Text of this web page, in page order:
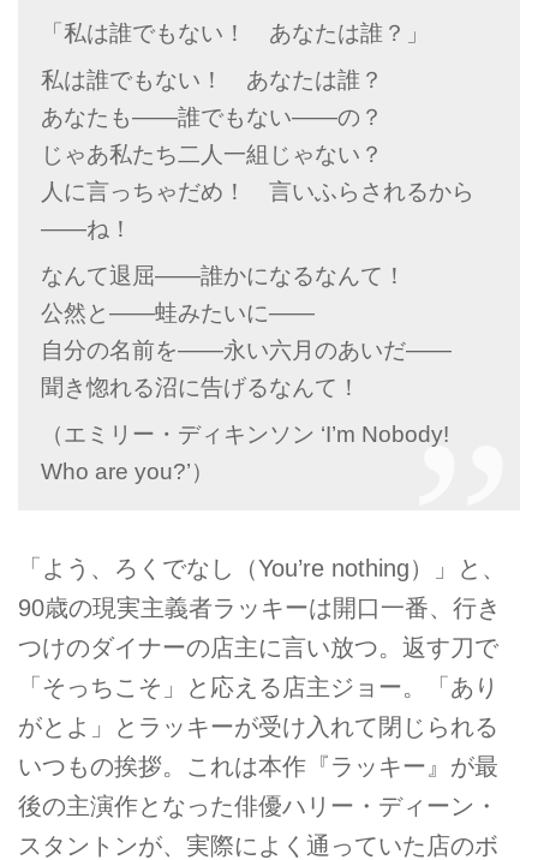
「私は誰でもない！ あなたは誰？」
私は誰でもない！ あなたは誰？
あなたも――誰でもない――の？
じゃあ私たち二人一組じゃない？
人に言っちゃだめ！ 言いふらされるから
――ね！
なんて退屈――誰かになるなんて！
公然と――蛙みたいに――
自分の名前を――永い六月のあいだ――
聞き惚れる沼に告げるなんて！
（エミリー・ディキンソン ‘I’m Nobody!
Who are you?’）
「よう、ろくでなし（You’re nothing）」と、
90歳の現実主義者ラッキーは開口一番、行き
つけのダイナーの店主に言い放つ。返す刀で
「そっちこそ」と応える店主ジョー。「あり
がとよ」とラッキーが受け入れて閉じられる
いつもの挨拶。これは本作『ラッキー』が最
後の主演作となった俳優ハリー・ディーン・
スタントンが、実際によく通っていた店のボ